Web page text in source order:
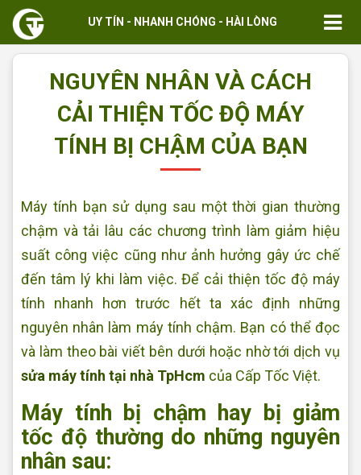
UY TÍN - NHANH CHÓNG - HÀI LÒNG
NGUYÊN NHÂN VÀ CÁCH
CẢI THIỆN TỐC ĐỘ MÁY
TÍNH BỊ CHẬM CỦA BẠN
Máy tính bạn sử dụng sau một thời gian thường
chậm và tải lâu các chương trình làm giảm hiệu
suất công việc cũng như ảnh hưởng gây ức chế
đến tâm lý khi làm việc. Để cải thiện tốc độ máy
tính nhanh hơn trước hết ta xác định những
nguyên nhân làm máy tính chậm. Bạn có thể đọc
và làm theo bài viết bên dưới hoặc nhờ tới dịch vụ
sửa máy tính tại nhà TpHcm của Cấp Tốc Việt.
Máy tính bị chậm hay bị giảm
tốc độ thường do những nguyên
nhân sau: